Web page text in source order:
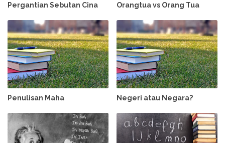
Pergantian Sebutan Cina Orangtua vs Orang Tua
Penulisan Maha Negeri atau Negara?